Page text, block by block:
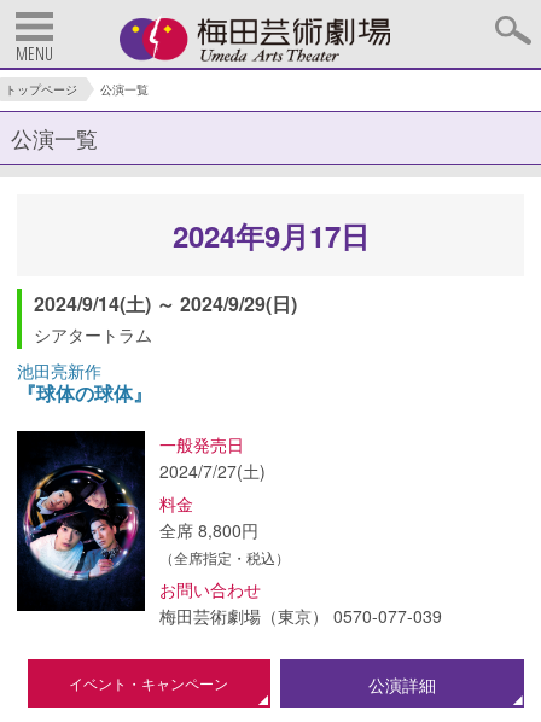
MENU
トップページ 公演一覧
公演一覧
2024年9月17日
2024/9/14(土) ～ 2024/9/29(日)
シアタートラム
池田亮新作
『球体の球体』
一般発売日
2024/7/27(土)
料金
全席 8,800円
（全席指定・税込）
お問い合わせ
梅田芸術劇場（東京） 0570-077-039
イベント・キャンペーン 公演詳細